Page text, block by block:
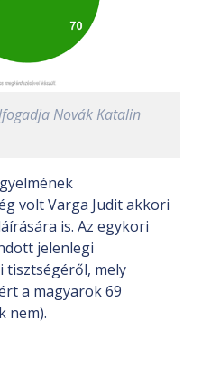
Novák Katalin
volt Varga Judit akkori
is. Az egykori
jelenlegi
tisztségéről, mely
a magyarok 69
nem).